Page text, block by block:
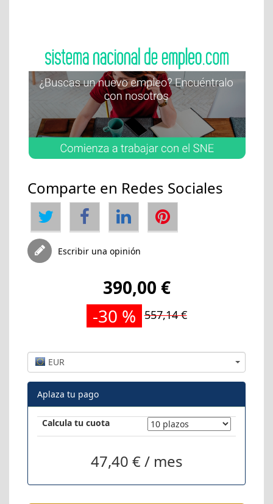
Comparte en Redes Sociales
Escribir una opinión
390,00 €
-30 %
557,14 €
EUR
Aplaza tu pago
Calcula tu cuota
47,40 € / mes